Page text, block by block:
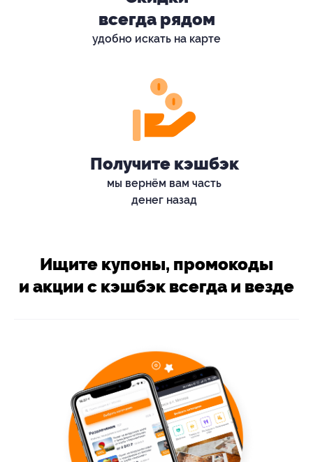
всегда рядом
удобно искать на карте
Получите кэшбэк
мы вернём вам часть
денег назад
Ищите купоны, промокоды
и акции с кэшбэк всегда и везде